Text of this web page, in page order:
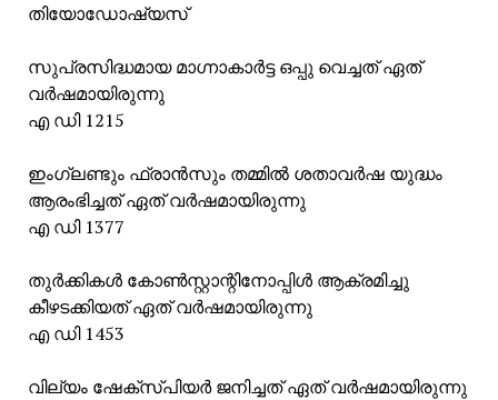
തിയോഡോഷ്യസ്
സുപ്രസിദ്ധമായ മാഗ്നാകാർട്ട ഒപ്പു വെച്ചത് ഏത്
വർഷമായിരുന്നു
എ ഡി 1215
ഇംഗ്ലണ്ടും ഫ്രാൻസും തമ്മിൽ ശതാവർഷ യുദ്ധം
ആരംഭിച്ചത് ഏത് വർഷമായിരുന്നു
എ ഡി 1377
തുർക്കികൾ കോൺസ്റ്റാന്റിനോപ്പിൾ ആക്രമിച്ചു
കീഴടക്കിയത് ഏത് വർഷമായിരുന്നു
എ ഡി 1453
വില്യം ഷേക്സ്പിയർ ജനിച്ചത് ഏത് വർഷമായിരുന്നു